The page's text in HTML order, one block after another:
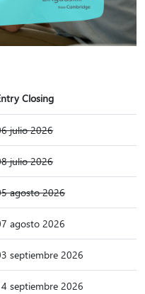
Closing
julio 2026
julio 2026
agosto 2026
agosto 2026
septiembre 2026
septiembre 2026